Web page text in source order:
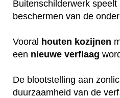
Buitenschilderwerk
beschermen van de
Vooral houten kozijnen
een nieuwe verflaag
De blootstelling aan
duurzaamheid van de